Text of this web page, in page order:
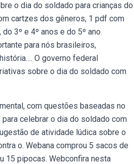
o dia do soldado para crianças do
cartzes dos gêneros, 1 pdf com
3º e 4º anos e do 5º ano.
para nós brasileiros,
O governo federal
sobre o dia do soldado com
com questões baseadas no
celebrar o dia do soldado com
de atividade lúdica sobre o
o. Webana comprou 5 sacos de
15 pipocas. Webconfira nesta